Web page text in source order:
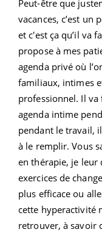
Peut-être que
vacances, c’est un
et c'est ça qu’il va
propose à mes
agenda privé où
familiaux, intimes
professionnel. Il
agenda intime
pendant le travail,
à le remplir. Vous
en thérapie, je leur
exercices de
plus efficace ou
cette hyperactivité
retrouver, à savoir